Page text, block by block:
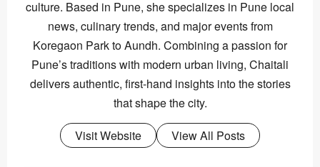
culture. Based in Pune, she specializes in Pune local
news, culinary trends, and major events from
Koregaon Park to Aundh. Combining a passion for
Pune’s traditions with modern urban living, Chaitali
delivers authentic, first-hand insights into the stories
that shape the city.
Visit Website
View All Posts